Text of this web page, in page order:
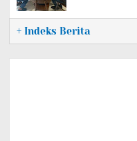
+ Indeks Berita